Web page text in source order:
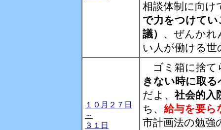
相談体制に向け
で力をつけて
議） 、ぜんかれ
い人が働ける世
１０月２７日
～
３１日
ゴミ箱に捨て
きない時に取る
だよ、 社会的入
ち、 給与を要ら
市計画法の勉強